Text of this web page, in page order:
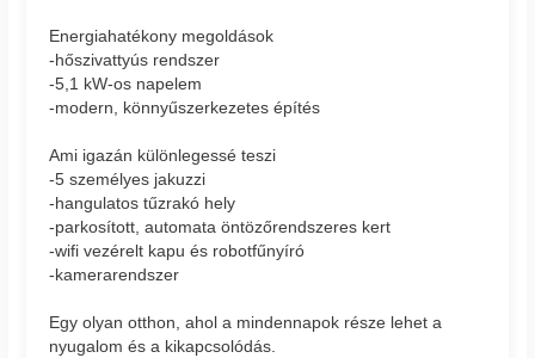
Energiahatékony megoldások
-hőszivattyús rendszer
-5,1 kW-os napelem
-modern, könnyűszerkezetes építés
Ami igazán különlegessé teszi
-5 személyes jakuzzi
-hangulatos tűzrakó hely
-parkosított, automata öntözőrendszeres kert
-wifi vezérelt kapu és robotfűnyíró
-kamerarendszer
Egy olyan otthon, ahol a mindennapok része lehet a
nyugalom és a kikapcsolódás.